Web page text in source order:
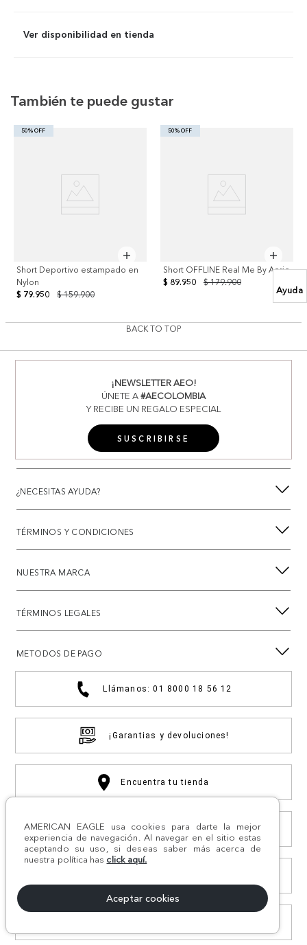
Ayuda
AMERICAN EAGLE usa cookies para darte la mejor
experiencia de navegación. Al navegar en el sitio estas
aceptando su uso, si deseas saber más acerca de
nuestra política has click aquí.
Aceptar cookies
Ver disponibilidad en tienda
También te puede gustar
50% OFF
Short Deportivo estampado en
Nylon
$ 159.900
$ 79.950
50% OFF
Short OFFLINE Real Me By Aerie
$ 179.900
$ 89.950
BACK TO TOP
¡NEWSLETTER AEO!
ÚNETE A#AECOLOMBIA
Y RECIBE UN REGALO ESPECIAL
SUSCRIBIRSE
¿NECESITAS AYUDA?
TÉRMINOS Y CONDICIONES
NUESTRA MARCA
TÉRMINOS LEGALES
METODOS DE PAGO
Llámanos: 01 8000 18 56 12
¡Garantias y devoluciones!
Encuentra tu tienda
Compra por WhatsApp